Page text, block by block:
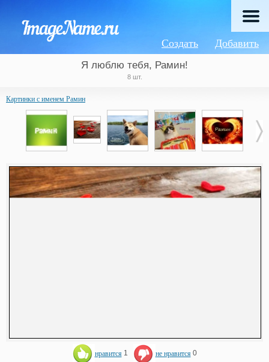
Добавить
Создать
Я люблю тебя, Рамин!
8 шт.
Картинки с именем Рамин
нравится 1 не нравится 0